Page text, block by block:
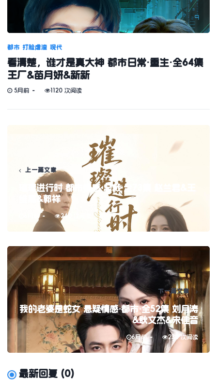
都市 打脸虐渣 现代
看清楚，谁才是真大神 都市日常·重生·全64集
王厂&苗月妍&新新
5月前 1120 次阅读
上一篇文章
璀璨进行时 都市情感·总裁·全73集 赵兰君&王
维嘉&郭祥
240 次阅读
下一篇文章
我的老婆是蛇女 悬疑情感·都市·全52集 刘月涛
&耿文杰&宋佳音
6月前 230 次阅读
最新回复 (0)